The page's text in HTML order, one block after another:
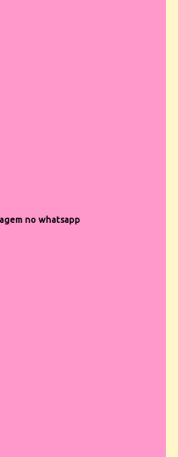
no whatsapp